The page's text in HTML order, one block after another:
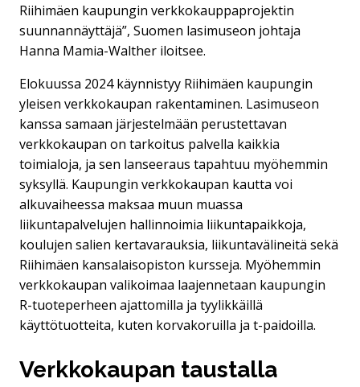
Riihimäen kaupungin verkkokauppaprojektin
suunnannäyttäjä”, Suomen lasimuseon johtaja
Hanna Mamia-Walther iloitsee.
Elokuussa 2024 käynnistyy Riihimäen kaupungin
yleisen verkkokaupan rakentaminen. Lasimuseon
kanssa samaan järjestelmään perustettavan
verkkokaupan on tarkoitus palvella kaikkia
toimialoja, ja sen lanseeraus tapahtuu myöhemmin
syksyllä. Kaupungin verkkokaupan kautta voi
alkuvaiheessa maksaa muun muassa
liikuntapalvelujen hallinnoimia liikuntapaikkoja,
koulujen salien kertavarauksia, liikuntavälineitä sekä
Riihimäen kansalaisopiston kursseja. Myöhemmin
verkkokaupan valikoimaa laajennetaan kaupungin
R-tuoteperheen ajattomilla ja tyylikkäillä
käyttötuotteita, kuten korvakoruilla ja t-paidoilla.
Verkkokaupan taustalla